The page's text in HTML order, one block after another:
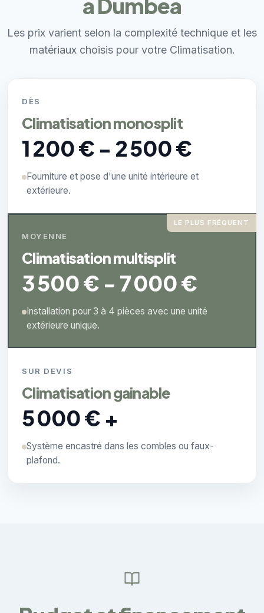
à Dumbéa
Les prix varient selon la complexité technique et les
matériaux choisis pour votre Climatisation.
DÈS
Climatisation monosplit
1 200 € - 2 500 €
Fourniture et pose d'une unité intérieure et
extérieure.
LE PLUS FRÉQUENT
MOYENNE
Climatisation multisplit
3 500 € - 7 000 €
Installation pour 3 à 4 pièces avec une unité
extérieure unique.
SUR DEVIS
Climatisation gainable
5 000 € +
Système encastré dans les combles ou faux-
plafond.